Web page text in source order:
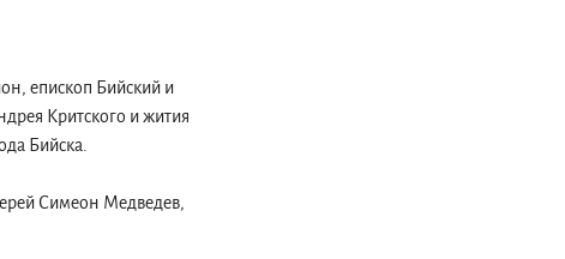
епископ Бийский и
Критского и жития
Бийска.
Симеон Медведев,